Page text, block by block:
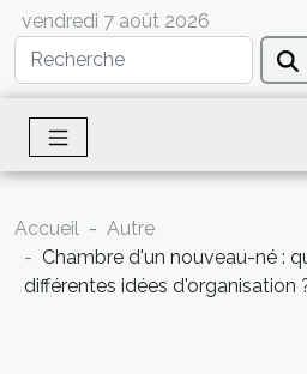
vendredi 7 août 2026
Accueil
Autre
Chambre d'un nouveau-né :
différentes idées d'organisation